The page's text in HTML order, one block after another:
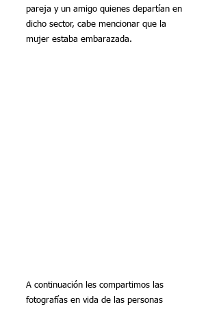
pareja y un amigo quienes departían en
dicho sector, cabe mencionar que la
mujer estaba embarazada.
A continuación les compartimos las
fotografías en vida de las personas